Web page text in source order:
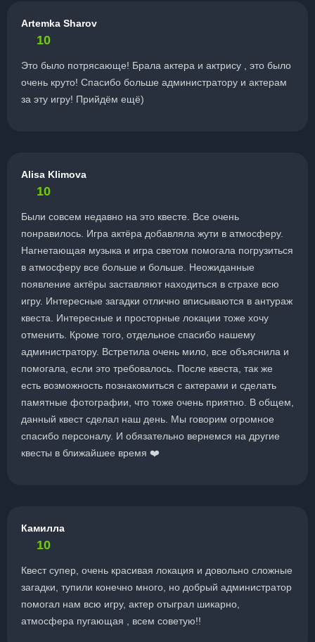
Artemka Sharov
10
Это было потрясающе! Брала актера и актрису , это было
очень круто! Спасибо больше администратору и актерам
за эту игру! Прийдём ещё)
Alisa Klimova
10
Были совсем недавно на это квесте. Все очень
понравилось. Игра актёра добавляла жути в атмосферу.
Нагнетающая музыка и игра светом помогала погрузиться
в атмосферу все больше и больше. Неожиданные
появление актёры заставляют находиться в страхе всю
игру. Интересные загадки отлично вписываются в антураж
квеста. Интересные и просторные локации тоже хочу
отменить. Кроме того, отдельное спасибо нашему
администратору. Встретила очень мило, все объяснила и
помогала, если это требовалось. После квеста, так же
есть возможность познакомиться с актерами и сделать
памятные фотографии, что тоже очень приятно. В общем,
данный квест сделал наш день. Мы говорим огромное
спасибо персоналу. И обязательно вернемся на другие
квесты в ближайшее время ❤️
Камилла
10
Квест супер, очень красивая локация и довольно сложные
загадки, тупили конечно много, но добрый администратор
помогал нам всю игру, актер отыграл шикарно,
атмосфера пугающая , всем советую!!